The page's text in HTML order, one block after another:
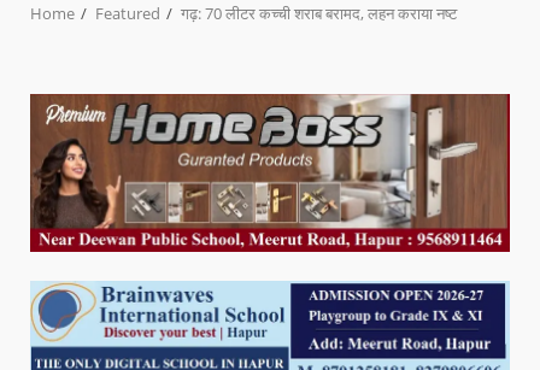
Home Featured गढ़: 70 लीटर कच्ची शराब बरामद, लहन कराया नष्ट